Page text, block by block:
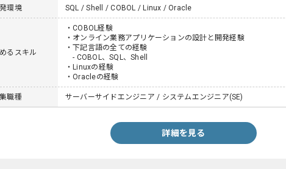
環境 SQL / Shell / COBOL / Linux / Oracle
るスキル
・COBOL経験
・オンライン業務アプリケーションの設計と開発経験
・下記言語の全ての経験
- COBOL、SQL、Shell
・Linuxの経験
・Oracleの経験
職種 サーバーサイドエンジニア / システムエンジニア(SE)
詳細を見る